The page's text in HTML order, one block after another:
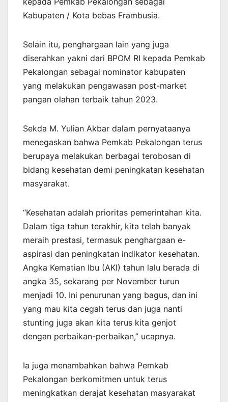
Kabupaten / Kota bebas Frambusia.
Selain itu, penghargaan lain yang juga
diserahkan yakni dari BPOM RI kepada Pemkab
Pekalongan sebagai nominator kabupaten
yang melakukan pengawasan post-market
pangan olahan terbaik tahun 2023.
Sekda M. Yulian Akbar dalam pernyataanya
menegaskan bahwa Pemkab Pekalongan terus
berupaya melakukan berbagai terobosan di
bidang kesehatan demi peningkatan kesehatan
masyarakat.
“Kesehatan adalah prioritas pemerintahan kita.
Dalam tiga tahun terakhir, kita telah banyak
meraih prestasi, termasuk penghargaan e-
aspirasi dan peningkatan indikator kesehatan.
Angka Kematian Ibu (AKI) tahun lalu berada di
angka 35, sekarang per November turun
menjadi 10. Ini penurunan yang bagus, dan ini
yang mau kita cegah terus dan juga nanti
stunting juga akan kita terus kita genjot
dengan perbaikan-perbaikan,” ucapnya.
Ia juga menambahkan bahwa Pemkab
Pekalongan berkomitmen untuk terus
meningkatkan derajat kesehatan masyarakat